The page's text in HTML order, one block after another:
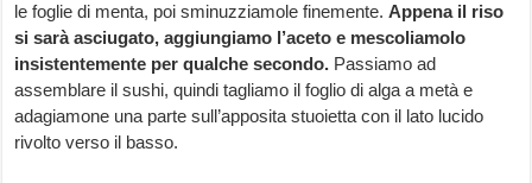
le foglie di menta, poi sminuzziamole finemente.Appena il riso
si sarà asciugato, aggiungiamo l’aceto e mescoliamolo
insistentemente per qualche secondo. Passiamo ad
assemblare il sushi, quindi tagliamo il foglio di alga a metà e
adagiamone una parte sull’apposita stuoietta con il lato lucido
rivolto verso il basso.